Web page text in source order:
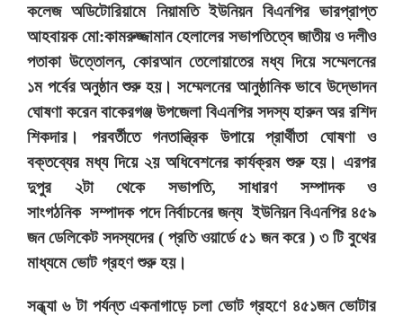
কলেজ অডিটোরিয়ামে নিয়ামতি ইউনিয়ন বিএনপির ভারপ্রাপ্ত
আহবায়ক মো:কামরুজ্জামান হেলালের সভাপতিত্বে জাতীয় ও দলীও
পতাকা উত্তোলন, কোরআন তেলোয়াতের মধ্য দিয়ে সম্মেলনের
১ম পর্বের অনুষ্ঠান শুরু হয়। সম্মেলনের আনুষ্ঠানিক ভাবে উদ্ভোদন
ঘোষণা করেন বাকেরগঞ্জ উপজেলা বিএনপির সদস্য হারুন অর রশিদ
শিকদার। পরবর্তীতে গনতান্ত্রিক উপায়ে প্রার্থীতা ঘোষণা ও
বক্তব্যের মধ্য দিয়ে ২য় অধিবেশনের কার্যক্রম শুরু হয়। এরপর
দুপুর ২টা থেকে সভাপতি, সাধারণ সম্পাদক ও
সাংগঠনিক সম্পাদক পদে নির্বাচনের জন্য ইউনিয়ন বিএনপির ৪৫৯
জন ডেলিকেট সদস্যদের ( প্রতি ওয়ার্ডে ৫১ জন করে ) ৩ টি বুথের
মাধ্যমে ভোট গ্রহণ শুরু হয়।
সন্ধ্যা ৬ টা পর্যন্ত একনাগাড়ে চলা ভোট গ্রহণে ৪৫১জন ভোটার